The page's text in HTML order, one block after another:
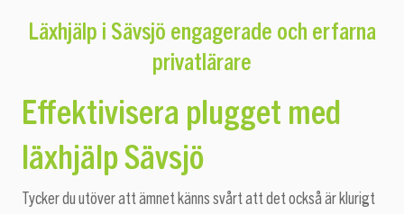
Läxhjälp i Sävsjö engagerade och erfarna
privatlärare
Effektivisera plugget med
läxhjälp Sävsjö
Tycker du utöver att ämnet känns svårt att det också är klurigt